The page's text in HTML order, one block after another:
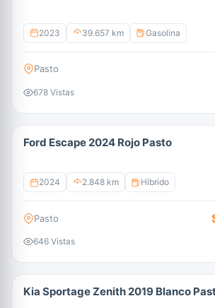
2023 39.657 km Gasolina
Pasto
678 Vistas
Ford Escape 2024 Rojo Pasto
2024 2.848 km Híbrido
Pasto
646 Vistas
Kia Sportage Zenith 2019 Blanco